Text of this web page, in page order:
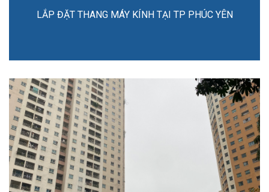
LẮP ĐẶT THANG MÁY KÍNH TẠI TP PHÚC YÊN